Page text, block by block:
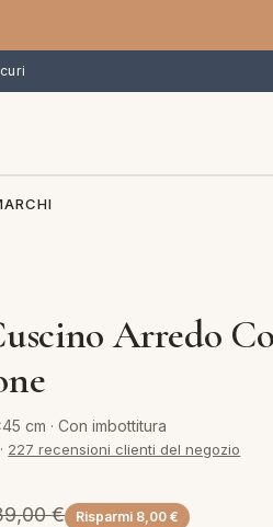
Arredo
cm · Con imbottitura
227 recensioni clienti del negozio
€ Risparmi 8,00€